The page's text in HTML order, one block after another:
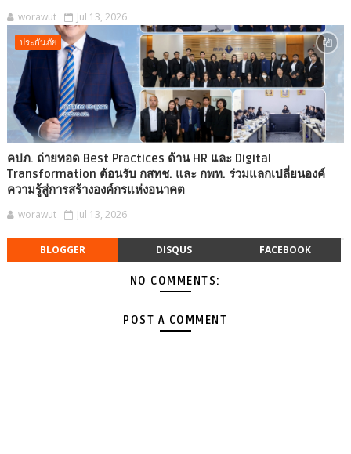
worawut Jul 13, 2026
ประกันภัย
คปภ. ถ่ายทอด Best Practices ด้าน HR และ Digital
Transformation ต้อนรับ กสทช. และ กพท. ร่วมแลกเปลี่ยนองค์
ความรู้สู่การสร้างองค์กรแห่งอนาคต
worawut Jul 13, 2026
BLOGGER DISQUS FACEBOOK
NO COMMENTS:
POST A COMMENT